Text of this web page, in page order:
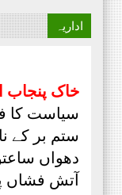
اداریہ
خاک پنجاب
سیاست کا
ستم بر کے
دھواں
آتش فشاں